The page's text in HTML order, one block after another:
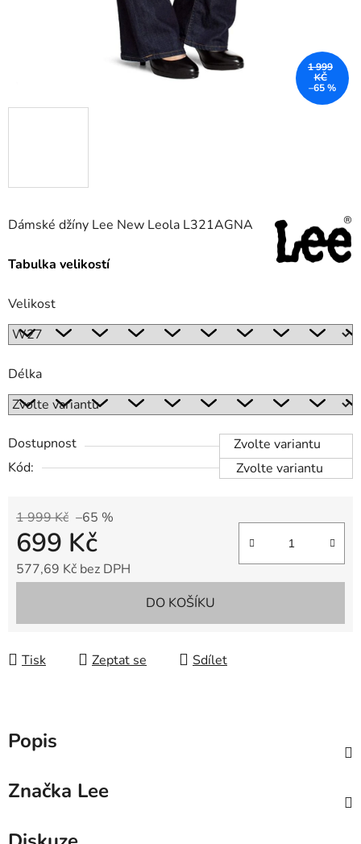
Dámské džíny Lee New Leola L321AGNA
Tabulka velikostí
Velikost
Délka
Dostupnost
Zvolte variantu
Kód:
Zvolte variantu
1 999 Kč –65 %
699 Kč
577,69 Kč bez DPH
DO KOŠÍKU
Tisk Zeptat se Sdílet
1 999
KČ
–65 %
Popis
Značka Lee